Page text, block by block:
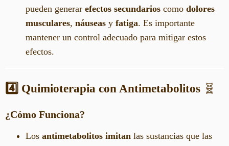
pueden generar efectos secundarios como dolores
musculares, náuseas y fatiga. Es importante
mantener un control adecuado para mitigar estos
efectos.
4️⃣ Quimioterapia con Antimetabolitos 🧬
¿Cómo Funciona?
Los antimetabolitos imitan las sustancias que las